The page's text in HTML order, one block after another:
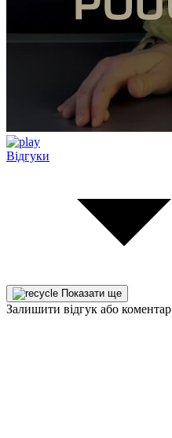
Відгуки
Показати ще
Залишити відгук або коментар